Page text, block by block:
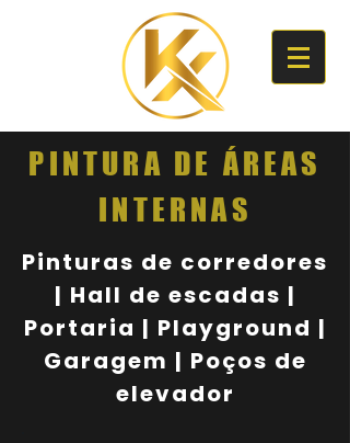
PINTURA DE ÁREAS
INTERNAS
Pinturas de corredores
| Hall de escadas |
Portaria | Playground |
Garagem | Poços de
elevador